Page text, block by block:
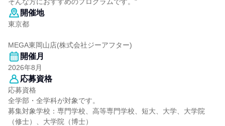
開催地
東京都
MEGA東岡山店(株式会社ジーアフター)
開催月
2026年8月
応募資格
応募資格
全学部・全学科が対象です。
募集対象学校：専門学校、高等専門学校、短大、大学、大学院
（修士）、大学院（博士）